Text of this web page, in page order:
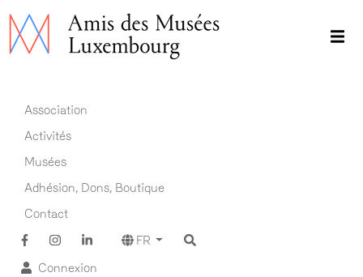
Aller
au
Main navigation FR
Association
Activités
Musées
Adhésion, Dons, Boutique
Contact
FR
Connexion